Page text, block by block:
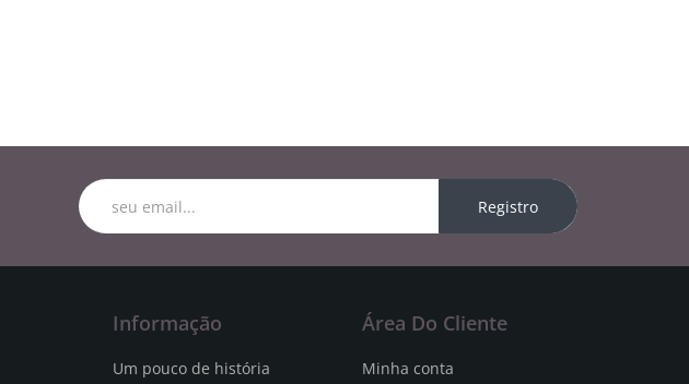
Registro
Informação
Um pouco de história
Área Do Cliente
Minha conta